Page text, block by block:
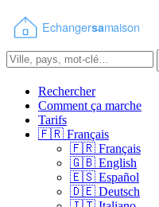
Rechercher
Comment ça marche
Tarifs
🇫🇷 Français
🇫🇷 Français
🇬🇧 English
🇪🇸 Español
🇩🇪 Deutsch